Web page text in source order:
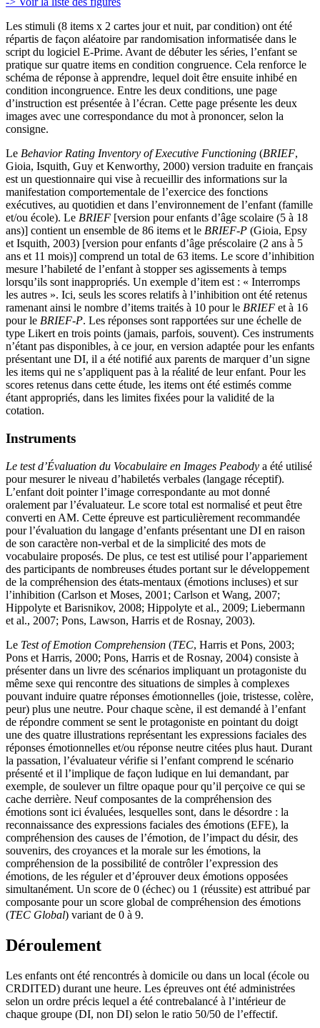
Les stimuli (8 items x 2 cartes jour et nuit, par condition) ont été
répartis de façon aléatoire par randomisation informatisée dans le
script du logiciel E-Prime. Avant de débuter les séries, l’enfant se
pratique sur quatre items en condition congruence. Cela renforce le
schéma de réponse à apprendre, lequel doit être ensuite inhibé en
condition incongruence. Entre les deux conditions, une page
d’instruction est présentée à l’écran. Cette page présente les deux
images avec une correspondance du mot à prononcer, selon la
consigne.
Le Behavior Rating Inventory of Executive Functioning (BRIEF,
Gioia, Isquith, Guy et Kenworthy, 2000) version traduite en français
est un questionnaire qui vise à recueillir des informations sur la
manifestation comportementale de l’exercice des fonctions
exécutives, au quotidien et dans l’environnement de l’enfant (famille
et/ou école). Le BRIEF [version pour enfants d’âge scolaire (5 à 18
ans)] contient un ensemble de 86 items et le BRIEF-P (Gioia, Epsy
et Isquith, 2003) [version pour enfants d’âge préscolaire (2 ans à 5
ans et 11 mois)] comprend un total de 63 items. Le score d’inhibition
mesure l’habileté de l’enfant à stopper ses agissements à temps
lorsqu’ils sont inappropriés. Un exemple d’item est : « Interromps
les autres ». Ici, seuls les scores relatifs à l’inhibition ont été retenus
ramenant ainsi le nombre d’items traités à 10 pour le BRIEF et à 16
pour le BRIEF-P. Les réponses sont rapportées sur une échelle de
type Likert en trois points (jamais, parfois, souvent). Ces instruments
n’étant pas disponibles, à ce jour, en version adaptée pour les enfants
présentant une DI, il a été notifié aux parents de marquer d’un signe
les items qui ne s’appliquent pas à la réalité de leur enfant. Pour les
scores retenus dans cette étude, les items ont été estimés comme
étant appropriés, dans les limites fixées pour la validité de la
cotation.
Instruments
Le test d’Évaluation du Vocabulaire en Images Peabody a été utilisé
pour mesurer le niveau d’habiletés verbales (langage réceptif).
L’enfant doit pointer l’image correspondante au mot donné
oralement par l’évaluateur. Le score total est normalisé et peut être
converti en AM. Cette épreuve est particulièrement recommandée
pour l’évaluation du langage d’enfants présentant une DI en raison
de son caractère non-verbal et de la simplicité des mots de
vocabulaire proposés. De plus, ce test est utilisé pour l’appariement
des participants de nombreuses études portant sur le développement
de la compréhension des états-mentaux (émotions incluses) et sur
l’inhibition (Carlson et Moses, 2001; Carlson et Wang, 2007;
Hippolyte et Barisnikov, 2008; Hippolyte et al., 2009; Liebermann
et al., 2007; Pons, Lawson, Harris et de Rosnay, 2003).
Le Test of Emotion Comprehension (TEC, Harris et Pons, 2003;
Pons et Harris, 2000; Pons, Harris et de Rosnay, 2004) consiste à
présenter dans un livre des scénarios impliquant un protagoniste du
même sexe qui rencontre des situations de simples à complexes
pouvant induire quatre réponses émotionnelles (joie, tristesse, colère,
peur) plus une neutre. Pour chaque scène, il est demandé à l’enfant
de répondre comment se sent le protagoniste en pointant du doigt
une des quatre illustrations représentant les expressions faciales des
réponses émotionnelles et/ou réponse neutre citées plus haut. Durant
la passation, l’évaluateur vérifie si l’enfant comprend le scénario
présenté et il l’implique de façon ludique en lui demandant, par
exemple, de soulever un filtre opaque pour qu’il perçoive ce qui se
cache derrière. Neuf composantes de la compréhension des
émotions sont ici évaluées, lesquelles sont, dans le désordre : la
reconnaissance des expressions faciales des émotions (EFE), la
compréhension des causes de l’émotion, de l’impact du désir, des
souvenirs, des croyances et la morale sur les émotions, la
compréhension de la possibilité de contrôler l’expression des
émotions, de les réguler et d’éprouver deux émotions opposées
simultanément. Un score de 0 (échec) ou 1 (réussite) est attribué par
composante pour un score global de compréhension des émotions
(TEC Global) variant de 0 à 9.
Déroulement
Les enfants ont été rencontrés à domicile ou dans un local (école ou
CRDITED) durant une heure. Les épreuves ont été administrées
selon un ordre précis lequel a été contrebalancé à l’intérieur de
chaque groupe (DI, non DI) selon le ratio 50/50 de l’effectif.